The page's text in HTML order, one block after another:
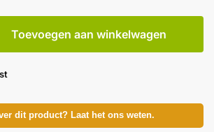
Toevoegen aan winkelwagen
dit product? Laat het ons weten.